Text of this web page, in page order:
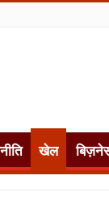
खेल